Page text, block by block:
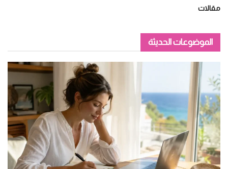
مقالات
الموضوعات الحديثة